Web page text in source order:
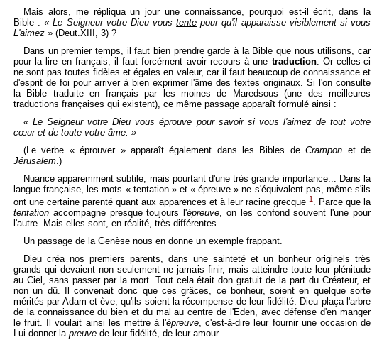
Mais alors, me répliqua un jour une connaissance, pourquoi est-il écrit, dans la
Bible :« Le Seigneur votre Dieu voustente pour qu'il apparaisse visiblement si vous
L'aimez » (Deut.XIII, 3) ?
Dans un premier temps, il faut bien prendre garde à la Bible que nous utilisons, car
pour la lire en français, il faut forcément avoir recours à une traduction. Or celles-ci
ne sont pas toutes fidèles et égales en valeur, car il faut beaucoup de connaissance et
d'esprit de foi pour arriver à bien exprimer l'âme des textes originaux. Si l'on consulte
la Bible traduite en français par les moines de Maredsous (une des meilleures
traductions françaises qui existent), ce même passage apparaît formulé ainsi :
« Le Seigneur votre Dieu vouséprouve pour savoir si vous l'aimez de tout votre
cœur et de toute votre âme. »
(Le verbe « éprouver » apparaît également dans les Bibles deCrampon et de
Jérusalem.)
Nuance apparemment subtile, mais pourtant d'une très grande importance... Dans la
langue française, les mots « tentation » et « épreuve » ne s'équivalent pas, même s'ils
ont une certaine parenté quant aux apparences et à leur racine grecque 1 . Parce que la
tentation accompagne presque toujours l'épreuve, on les confond souvent l'une pour
l'autre. Mais elles sont, en réalité, très différentes.
Un passage de la Genèse nous en donne un exemple frappant.
Dieu créa nos premiers parents, dans une sainteté et un bonheur originels très
grands qui devaient non seulement ne jamais finir, mais atteindre toute leur plénitude
au Ciel, sans passer par la mort. Tout cela était don gratuit de la part du Créateur, et
non un dû. Il convenait donc que ces grâces, ce bonheur, soient en quelque sorte
mérités par Adam et ève, qu'ils soient la récompense de leur fidélité: Dieu plaça l'arbre
de la connaissance du bien et du mal au centre de l'Eden, avec défense d'en manger
le fruit. Il voulait ainsi les mettre à l'épreuve, c'est-à-dire leur fournir une occasion de
Lui donner la preuve de leur fidélité, de leur amour.